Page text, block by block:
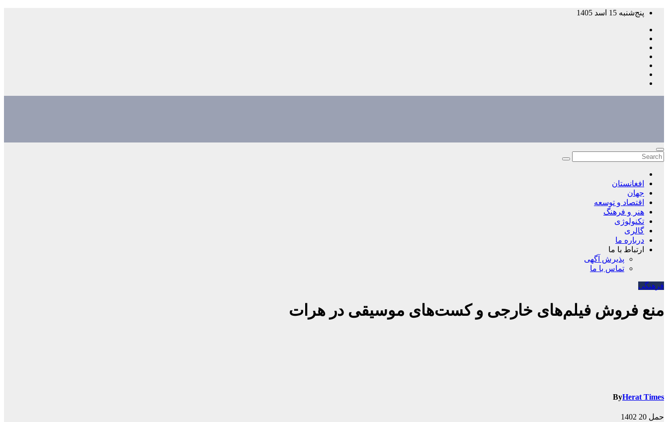
Skip
content
پنج‌شنبه 15 اسد 1405
افغانستان
جهان
اقتصاد و توسعه
هنر و فرهنگ
تکنولوژی
گالری
درباره ما
ارتباط با ما
پذیرش آگهی
تماس با ما
فرهنگی
منع فروش فیلم‌های خارجی و کست‌های موسیقی در هرات
ByHerat Times
حمل 20 1402